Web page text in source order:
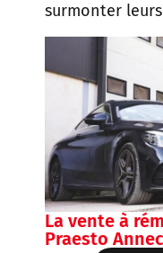
surmonter
La vente à
Praesto